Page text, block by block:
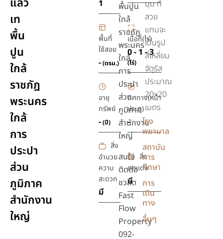
เท
พื้น
ปูน
ใกล้
ราชภัฎ
พระนคร
ใกล้
การ
ประปา
ส่วน
ภูมิภาค
สำนักงาน
ใหญ่
1
พื้นที่
ใช้สอย
-(ตรม.)
เนื้อที่(ไร่)
0 - 1 - 3
(ไร่)
อายุ
ทรัพย์
-(ปี)
ทิศทาง(หน้า
ประตู)
-
สิ่ง
อำนวย
ความ
สะดวก
มี
สิ่ง
ตกแต่ง
มี
พื้นปูน
ใกล้
ราชภัฎ
พระนคร
ใกล้
การ
ประปา
ส่วน
ภูมิภาค
สำนักงาน
ใหญ่
สนใจ
ติดต่อ
ชวลิต
Fast
Flow
Property
092-
มุม ที่
สวย
แทบจะ
เป็นรูป
สี่เหลี่ยม
จัตุรัส
ประมาณ
20x20
เมตร
โรง
พยาบาล
สถาบัน
การ
ศึกษา
การ
เดิน
ทาง
อื่นๆ